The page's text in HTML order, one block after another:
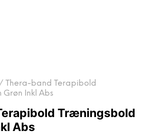
Thera-band Terapibold
Inkl Abs
Træningsbold
Abs